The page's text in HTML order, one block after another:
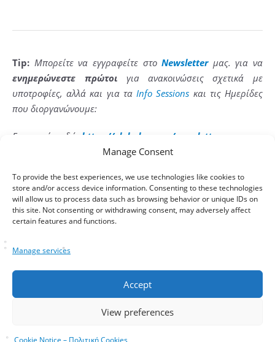
Manage Consent
To provide the best experiences, we use technologies like cookies to
store and/or access device information. Consenting to these technologies
will allow us to process data such as browsing behavior or unique IDs on
this site. Not consenting or withdrawing consent, may adversely affect
certain features and functions.
Manage services
Accept
View preferences
Cookie Notice – Πολιτική Cookies
Tip: Μπορείτε να εγγραφείτε στο Newsletter μας. για να
ενημερώνεστε πρώτοι
γιa ανακοινώσεις σχετικά με
υποτροφίες, αλλά και για τα Info Sessions και τις Ημερίδες
που διοργανώνουμε:
Εγγραφείτε εδώ: https ://globalprep /newsletter
ypotrofies